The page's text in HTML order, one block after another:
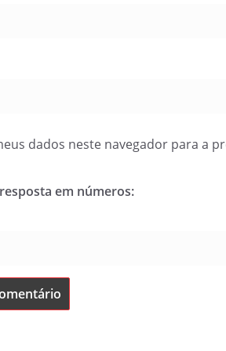
dados neste navegador para a
em números: